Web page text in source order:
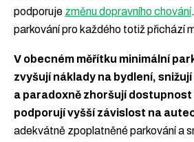
podporuje změnu dopravního chování
parkování pro každého totiž přichází
V obecném měřítku minimální
zvyšují náklady na bydlení,
a paradoxně zhoršují dostupnost
podporují vyšší závislost na
adekvátně zpoplatněné parkování a